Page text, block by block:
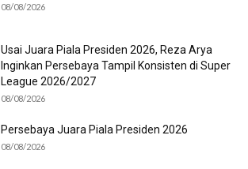
08/08/2026
Usai Juara Piala Presiden 2026, Reza Arya
Inginkan Persebaya Tampil Konsisten di Super
League 2026/2027
08/08/2026
Persebaya Juara Piala Presiden 2026
08/08/2026